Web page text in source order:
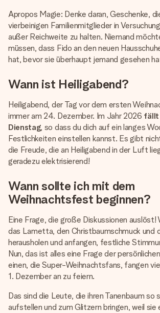
Apropos Magie: Denke daran, Geschenke,
vierbeinigen Familienmitglieder in
außer Reichweite zu halten. Niemand
müssen, dass Fido an den neuen
hat, bevor sie überhaupt jemand gesehen
Wann ist Heiligabend?
Heiligabend, der Tag vor dem ersten
immer am 24. Dezember. Im Jahr 2026 fällt
Dienstag, so dass du dich auf ein langes
Festlichkeiten einstellen kannst. Es gibt
die Freude, die an Heiligabend in der Luft
geradezu elektrisierend!
Wann sollte ich mit dem
Weihnachtsfest beginnen?
Eine Frage, die große Diskussionen auslöst!
das Lametta, den Christbaumschmuck und
herausholen und anfangen, festliche
Nun, das ist alles eine Frage der
einen, die Super-Weihnachtsfans, fangen
1. Dezember an zu feiern.
Das sind die Leute, die ihren Tanenbaum so
aufstellen und zum Glitzern bringen, weil sie